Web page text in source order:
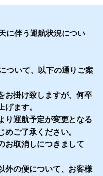
に伴う運航状況につい
ついて、以下の通りご案
お掛け致しますが、何卒
げます。
り運航予定が変更となる
ご了承ください。
お取消しにつきまして
外の便について、お客様